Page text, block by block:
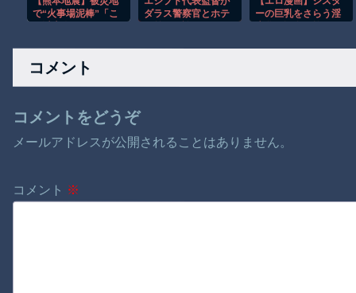
で“火事場泥棒”「こ
家屋から命からがら
救出され
ダラス警察官とホテ
ーの巨乳をさらう淫
彼女は快楽へ染まる
コメント
コメントをどうぞ
メールアドレスが公開されることはありません。
コメント ※